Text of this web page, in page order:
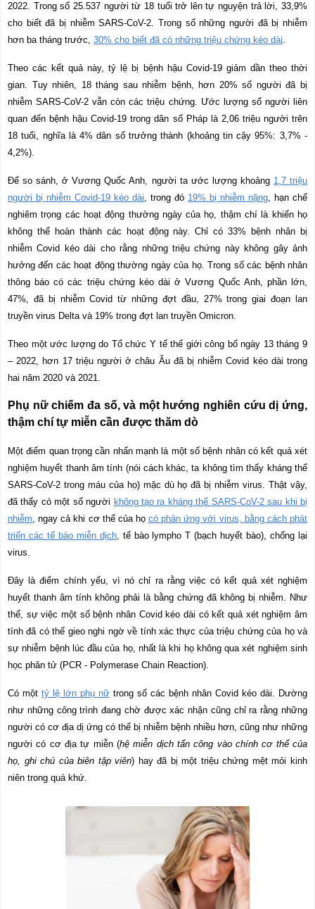
2022. Trong số 25.537 người từ 18 tuổi trở lên tự nguyện trả lời, 33,9%
cho biết đã bị nhiễm SARS-CoV-2. Trong số những người đã bị nhiễm
hơn ba tháng trước, 30% cho biết đã có những triệu chứng kéo dài.
Theo các kết quả này, tỷ lệ bị bệnh hậu Covid-19 giảm dần theo thời
gian. Tuy nhiên, 18 tháng sau nhiễm bệnh, hơn 20% số người đã bị
nhiễm SARS-CoV-2 vẫn còn các triệu chứng. Ước lượng số người liên
quan đến bệnh hậu Covid-19 trong dân số Pháp là 2,06 triệu người trên
18 tuổi, nghĩa là 4% dân số trưởng thành (khoảng tin cậy 95%: 3,7% -
4,2%).
Để so sánh, ở Vương Quốc Anh, người ta ước lượng khoảng 1,7 triệu
người bị nhiễm Covid-19 kéo dài, trong đó 19% bị nhiễm nặng, hạn chế
nghiêm trọng các hoạt động thường ngày của họ, thậm chí là khiến họ
không thể hoàn thành các hoạt động này. Chỉ có 33% bệnh nhân bị
nhiễm Covid kéo dài cho rằng những triệu chứng này không gây ảnh
hưởng đến các hoạt động thường ngày của họ. Trong số các bệnh nhân
thông báo có các triệu chứng kéo dài ở Vương Quốc Anh, phần lớn,
47%, đã bị nhiễm Covid từ những đợt đầu, 27% trong giai đoạn lan
truyền virus Delta và 19% trong đợt lan truyền Omicron.
Theo một ước lượng do Tổ chức Y tế thế giới công bố ngày 13 tháng 9
– 2022, hơn 17 triệu người ở châu Âu đãbị nhiễm Covid kéo dài trong
hai năm 2020 và 2021.
Phụ nữ chiếm đa số, và một hướng nghiên cứu dị ứng,
thậm chí tự miễn cần được thăm dò
Một điểm quan trọng cần nhấn mạnh là một số bệnh nhân có kết quả xét
nghiệm huyết thanh âm tính (nói cách khác, ta không tìm thấy kháng thể
SARS-CoV-2 trong máu của họ) mặc dù họ đã bị nhiễm virus. Thật vậy,
đã thấy có một số người không tạo ra kháng thể SARS-CoV-2 sau khi bị
nhiễm, ngay cả khi cơ thể của họcó phản ứng với virus, bằng cách phát
triển các tế bào miễn dịch, tế bào lympho T (bạch huyết bào), chống lại
virus.
Đây là điểm chính yếu, vì nó chỉ ra rằng việc có kết quả xét nghiệm
huyết thanh âm tính không phải là bằng chứng đã không bị nhiễm. Như
thế, sự việc một số bệnh nhân Covid kéo dài có kết quả xét nghiệm âm
tính đã có thể gieo nghi ngờ về tính xác thực của triệu chứng của họ và
sự nhiễm bệnh lúc đầu của họ, nhất là khi họ không qua xét nghiệm sinh
học phân tử (PCR - Polymerase Chain Reaction).
Có một tỷ lệ lớn phụ nữ trong số các bệnh nhân Covid kéo dài. Dường
như những công trình đang chờ được xác nhận cũng chỉ ra rằng những
người có cơ địa dị ứng có thể bị nhiễm bệnh nhiều hơn, cũng như những
người có cơ địa tự miễn (hệ miễn dịch tấn công vào chính cơ thể của
họ, ghi chú của biên tập viên) hay đã bị một triệu chứng mệt mỏi kinh
niên trong quá khứ.